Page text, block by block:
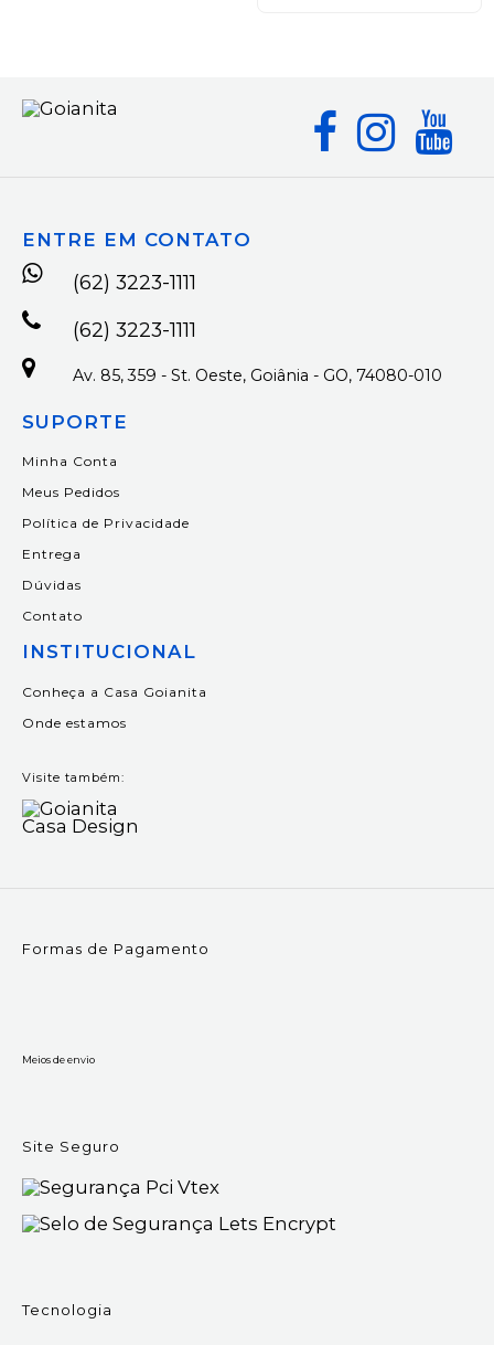
ENTRE EM CONTATO
(62) 3223-1111
(62) 3223-1111
Av. 85, 359 - St. Oeste, Goiânia - GO, 74080-010
SUPORTE
Minha Conta
Meus Pedidos
Política de Privacidade
Entrega
Dúvidas
Contato
INSTITUCIONAL
Conheça a Casa Goianita
Onde estamos
Visite também:
Formas de Pagamento
Meios de envio
Site Seguro
Tecnologia